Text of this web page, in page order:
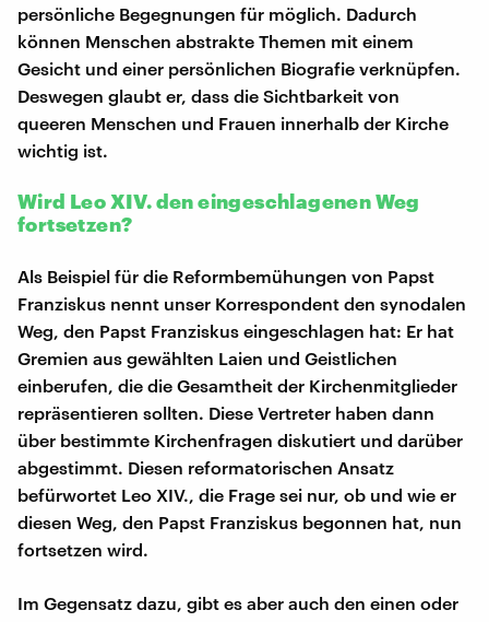
persönliche Begegnungen für möglich. Dadurch
können Menschen abstrakte Themen mit einem
Gesicht und einer persönlichen Biografie verknüpfen.
Deswegen glaubt er, dass die Sichtbarkeit von
queeren Menschen und Frauen innerhalb der Kirche
wichtig ist.
Wird Leo XIV. den eingeschlagenen Weg
fortsetzen?
Als Beispiel für die Reformbemühungen von Papst
Franziskus nennt unser Korrespondent den synodalen
Weg, den Papst Franziskus eingeschlagen hat: Er hat
Gremien aus gewählten Laien und Geistlichen
einberufen, die die Gesamtheit der Kirchenmitglieder
repräsentieren sollten. Diese Vertreter haben dann
über bestimmte Kirchenfragen diskutiert und darüber
abgestimmt. Diesen reformatorischen Ansatz
befürwortet Leo XIV., die Frage sei nur, ob und wie er
diesen Weg, den Papst Franziskus begonnen hat, nun
fortsetzen wird.
Im Gegensatz dazu, gibt es aber auch den einen oder